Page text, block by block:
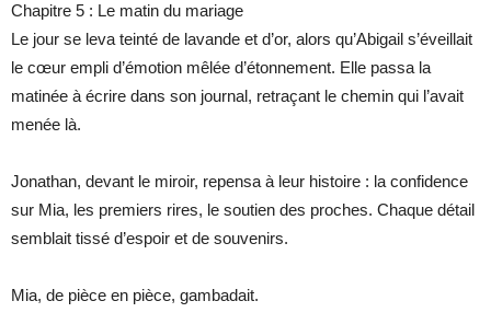
Chapitre 5 : Le matin du mariage
Le jour se leva teinté de lavande et d’or, alors qu’Abigail s’éveillait
le cœur empli d’émotion mêlée d’étonnement. Elle passa la
matinée à écrire dans son journal, retraçant le chemin qui l’avait
menée là.
Jonathan, devant le miroir, repensa à leur histoire : la confidence
sur Mia, les premiers rires, le soutien des proches. Chaque détail
semblait tissé d’espoir et de souvenirs.
Mia, de pièce en pièce, gambadait.